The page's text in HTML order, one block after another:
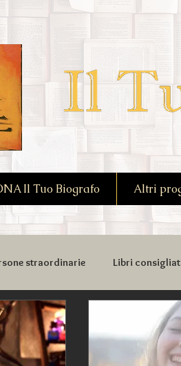
Il Tuo Biografo Altri
straordinarie Libri
di donne notevoli Biografie di